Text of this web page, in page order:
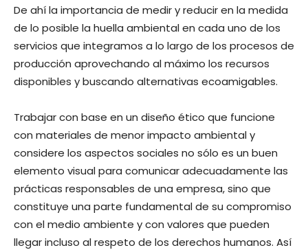
De ahí la importancia de medir y reducir en la medida
de lo posible la huella ambiental en cada uno de los
servicios que integramos a lo largo de los procesos de
producción aprovechando al máximo los recursos
disponibles y buscando alternativas ecoamigables.
Trabajar con base en un diseño ético que funcione
con materiales de menor impacto ambiental y
considere los aspectos sociales no sólo es un buen
elemento visual para comunicar adecuadamente las
prácticas responsables de una empresa, sino que
constituye una parte fundamental de su compromiso
con el medio ambiente y con valores que pueden
llegar incluso al respeto de los derechos humanos. Así